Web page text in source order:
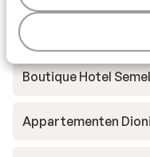
Appartementen
Boutique Hotel
Appartementen Dioni